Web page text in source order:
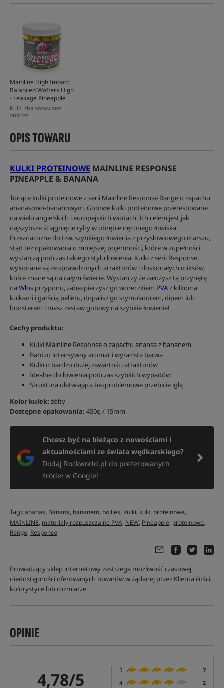
Mainline High Impact
Balanced Wafters High
- Leakage Pineapple
Kulki zbalansowane
ananas
OPIS TOWARU
KULKI PROTEINOWE MAINLINE RESPONSE
PINEAPPLE & BANANA
Tonące kulki proteinowe z serii Mainline Response Range o zapachu
ananasowo-bananowym. Gotowe kulki proteinowe przetestowane
na wielu angielskich i europejskich wodach. Ich celem jest jak
najszybsze ściągnięcie ryby w obrębie nęconego łowiska.
Przeznacozne do tzw. szybkiego łowienia z przysłowiowego marszu,
stąd też opakowania o mniejszej pojemności, które w zupełności
wystarczą podczas takiego stylu łowienia. Kulki z serii Response,
wykonane są ze sprawdzonych atraktorów i doskonałych miksów,
które znane są na całym świecie. Wystarczy że założysz tą przynętę
naWłos przyponu, zabezpieczysz go woreczkiem PVAz kilkoma
kulkami i garścią pelletu, dopalisz go stymulatorem, dipem lub
boosterem i masz zestaw gotowy na szybkie łowienie!
Cechy produktu:
Kulki Mainline Response o zapachu anansa z bananem
Bardzo intensywny aromat i wyrazista barwa
Kulki o bardzo dużej zawartości atraktorów
Idealne do łowienia podczas szybkich wypadów
Struktura ułatwiająca bezproblemowe przebicie igłą
Kolor kulek: żółty
Dostępne opakowania: 450g / 15mm
Chcesz być na bieżąco z nowościami i
aktualnościami ze świata wędkarskiego?
Dodaj Rockworld.pl do preferowanych
źródeł w Google!
Tagi:ananas, Banana, bananem, boilies, Kulki, kulki proteinowe,
MAINLINE, materiały rozpuszczalne PVA, NEW, Pineapple, proteinowe,
Range, Response
Prowadzący sklep internetowy zastrzega możliwość czasowej
niedostępności oferowanych towarów w żądanej przez Klienta ilości,
kolorystyce lub rozmiarze.
OPINIE
4,78/5 5
7
4
2